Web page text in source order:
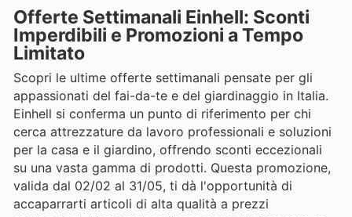
Offerte Settimanali Einhell: Sconti
Imperdibili e Promozioni a Tempo
Limitato
Scopri le ultime offerte settimanali pensate per gli
appassionati del fai-da-te e del giardinaggio in Italia.
Einhell si conferma un punto di riferimento per chi
cerca attrezzature da lavoro professionali e soluzioni
per la casa e il giardino, offrendo sconti eccezionali
su una vasta gamma di prodotti. Questa promozione,
valida dal 02/02 al 31/05, ti dà l'opportunità di
accaparrarti articoli di alta qualità a prezzi